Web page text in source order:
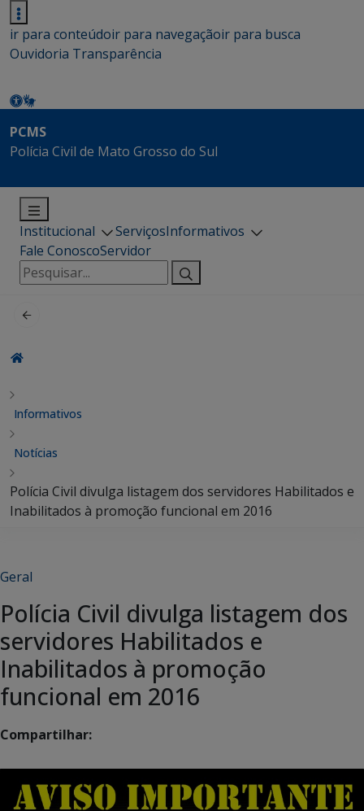
ir para conteúdoir para navegaçãoir para busca
Ouvidoria Transparência
PCMS
Polícia Civil de Mato Grosso do Sul
Institucional ServiçosInformativos
Fale ConoscoServidor
Pesquisar
por:
Informativos
Notícias
Polícia Civil divulga listagem dos servidores Habilitados e
Inabilitados à promoção funcional em 2016
Geral
Polícia Civil divulga listagem dos
servidores Habilitados e
Inabilitados à promoção
funcional em 2016
Compartilhar: